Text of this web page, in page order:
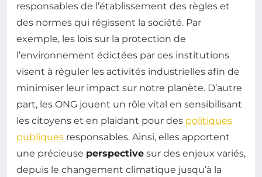
responsables de l’établissement des règles et
des normes qui régissent la société. Par
exemple, les lois sur la protection de
l’environnement édictées par ces institutions
visent à réguler les activités industrielles afin de
minimiser leur impact sur notre planète. D’autre
part, les ONG jouent un rôle vital en sensibilisant
les citoyens et en plaidant pour des politiques
publiques responsables. Ainsi, elles apportent
une précieuse perspective sur des enjeux variés,
depuis le changement climatique jusqu’à la